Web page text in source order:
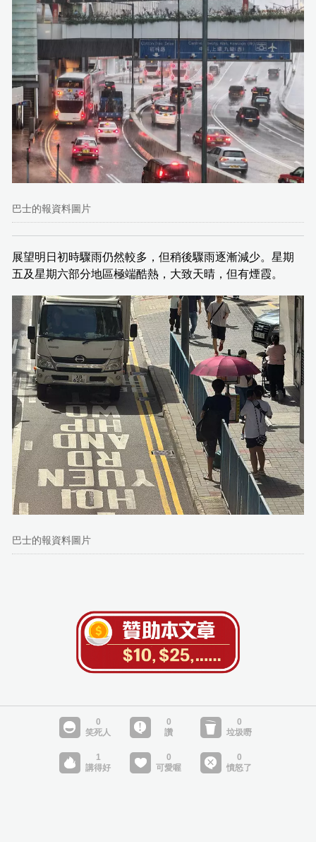
巴士的報資料圖片
展望明日初時驟雨仍然較多，但稍後驟雨逐漸減少。星期
五及星期六部分地區極端酷熱，大致天晴，但有煙霞。
巴士的報資料圖片